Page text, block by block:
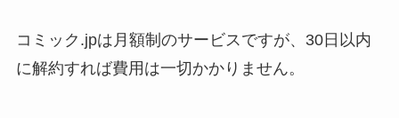
コミック.jpは月額制のサービスですが、30日以内
に解約すれば費用は一切かかりません。